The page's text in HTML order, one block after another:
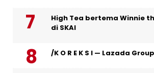
High Tea bertema Winnie
di SKAI
/K O R E K S I — Lazada